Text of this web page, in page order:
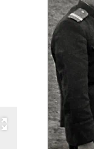
Развернуть на весь экран